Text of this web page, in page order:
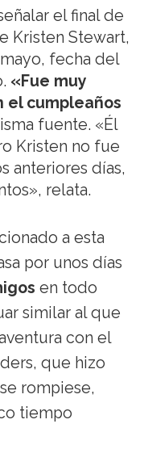
el final de
Kristen Stewart,
fecha del
«Fue muy
el cumpleaños
fuente. «Él
Kristen no fue
anteriores días,
relata.
a esta
por unos días
en todo
similar al que
con el
que hizo
rompiese,
tiempo